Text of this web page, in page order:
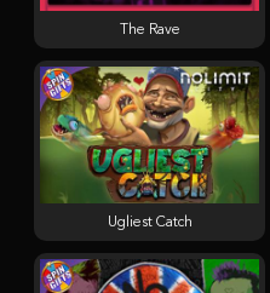
Ugliest Catch
The Rave